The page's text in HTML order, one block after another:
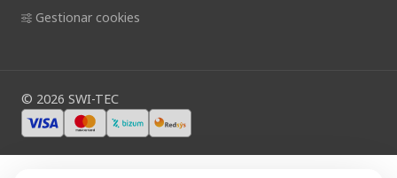
Gestionar cookies
© 2026 SWI-TEC